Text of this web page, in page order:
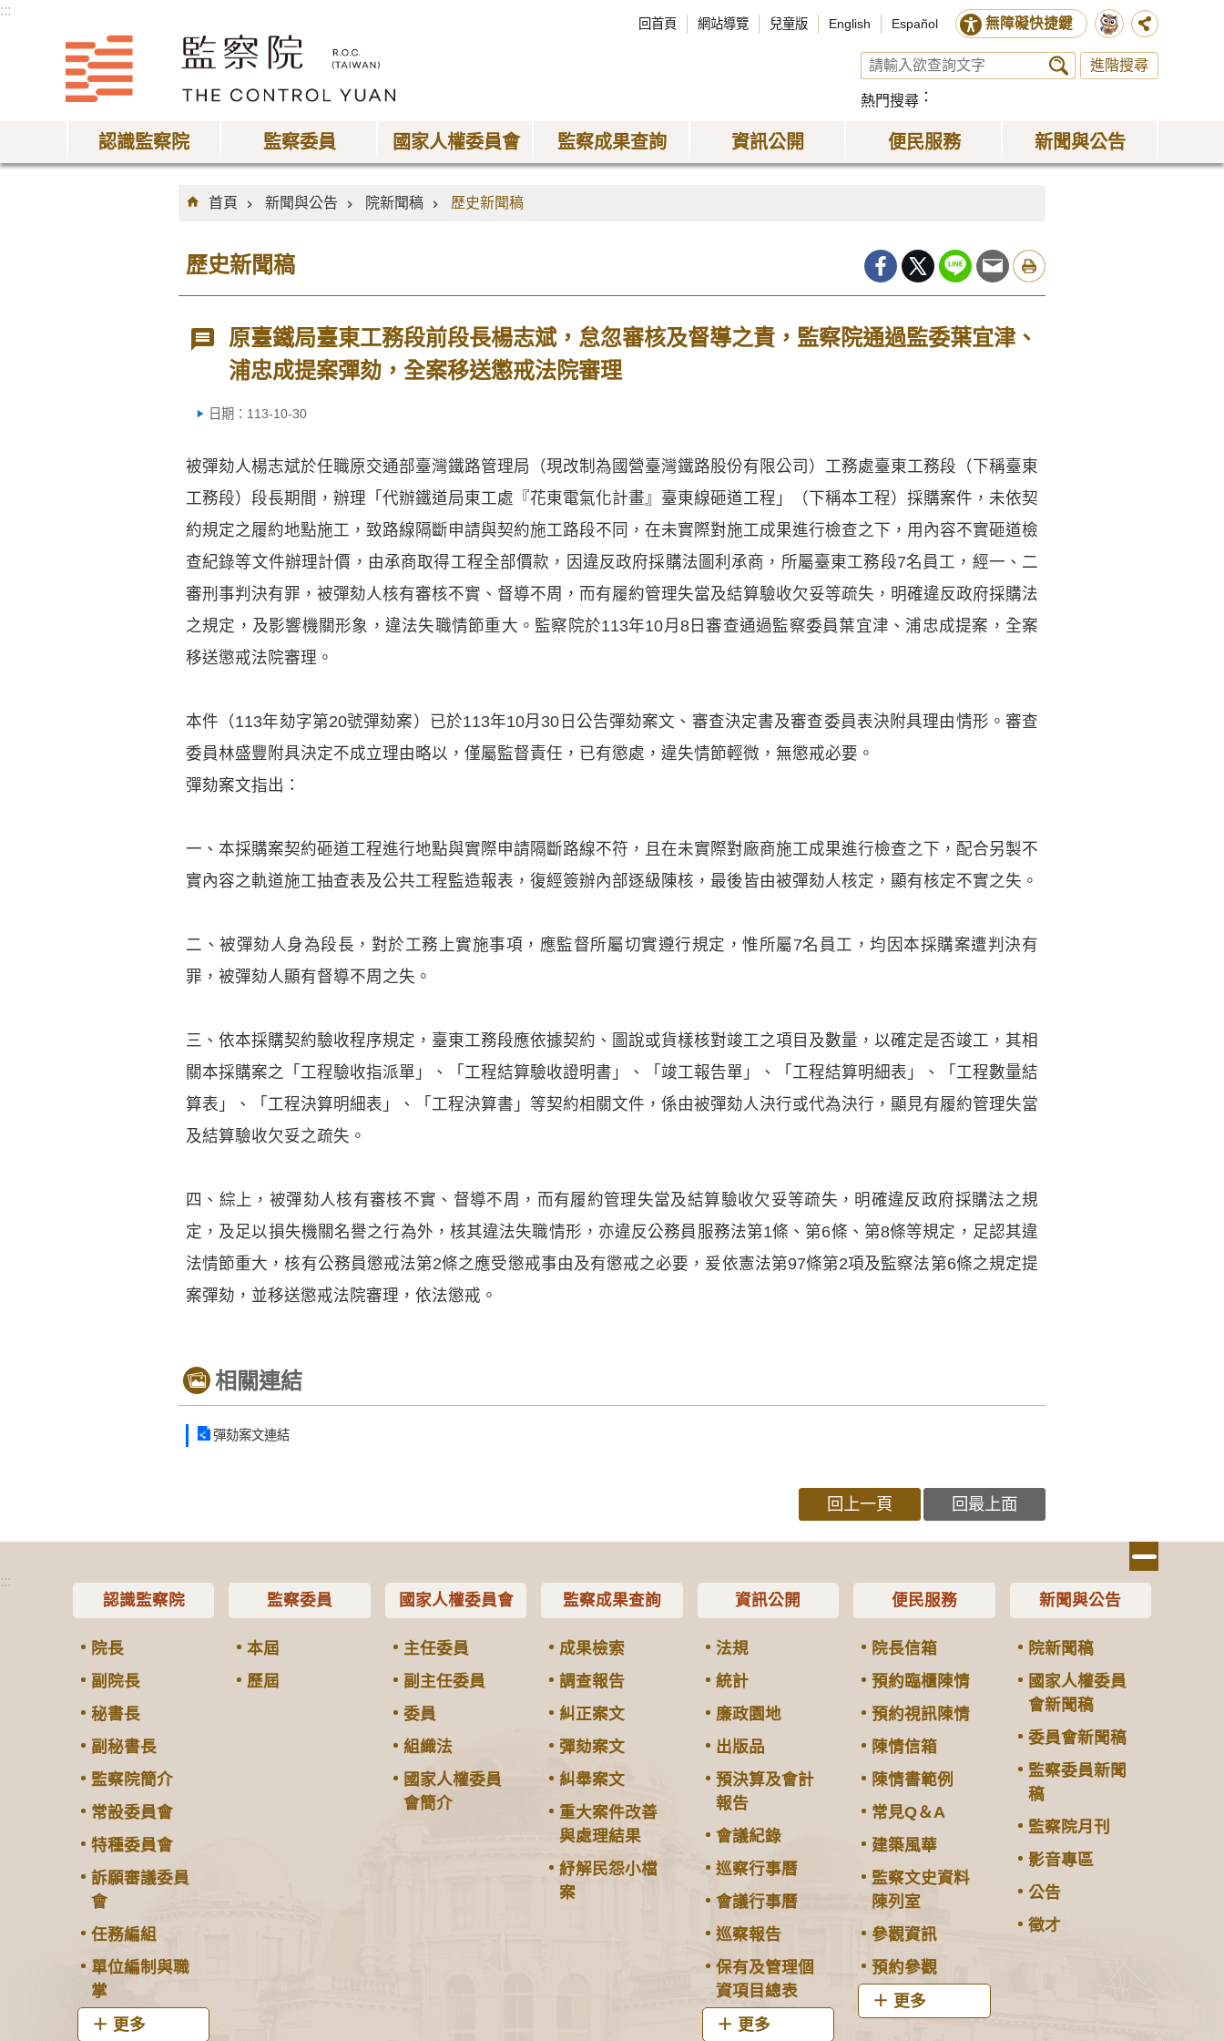
:::
回首頁 網站導覽 兒童版 English Español 無障礙快捷鍵
進階搜尋
熱門搜尋
認識監察院 監察委員 國家人權委員會 監察成果查詢 資訊公開 便民服務 新聞與公告
:::
首頁
新聞與公告 院新聞稿 歷史新聞稿
歷史新聞稿
原臺鐵局臺東工務段前段長楊志斌，怠忽審核及督導之責，監察院通過監委葉宜津、
浦忠成提案彈劾，全案移送懲戒法院審理
日期：113-10-30
被彈劾人楊志斌於任職原交通部臺灣鐵路管理局（現改制為國營臺灣鐵路股份有限公司）工務處臺東工務段（下稱臺東
工務段）段長期間，辦理「代辦鐵道局東工處『花東電氣化計畫』臺東線砸道工程」（下稱本工程）採購案件，未依契
約規定之履約地點施工，致路線隔斷申請與契約施工路段不同，在未實際對施工成果進行檢查之下，用內容不實砸道檢
查紀錄等文件辦理計價，由承商取得工程全部價款，因違反政府採購法圖利承商，所屬臺東工務段7名員工，經一、二
審刑事判決有罪，被彈劾人核有審核不實、督導不周，而有履約管理失當及結算驗收欠妥等疏失，明確違反政府採購法
之規定，及影響機關形象，違法失職情節重大。監察院於113年10月8日審查通過監察委員葉宜津、浦忠成提案，全案
移送懲戒法院審理。
本件（113年劾字第20號彈劾案）已於113年10月30日公告彈劾案文、審查決定書及審查委員表決附具理由情形。審查
委員林盛豐附具決定不成立理由略以，僅屬監督責任，已有懲處，違失情節輕微，無懲戒必要。
彈劾案文指出：
一、本採購案契約砸道工程進行地點與實際申請隔斷路線不符，且在未實際對廠商施工成果進行檢查之下，配合另製不
實內容之軌道施工抽查表及公共工程監造報表，復經簽辦內部逐級陳核，最後皆由被彈劾人核定，顯有核定不實之失。
二、被彈劾人身為段長，對於工務上實施事項，應監督所屬切實遵行規定，惟所屬7名員工，均因本採購案遭判決有
罪，被彈劾人顯有督導不周之失。
三、依本採購契約驗收程序規定，臺東工務段應依據契約、圖說或貨樣核對竣工之項目及數量，以確定是否竣工，其相
關本採購案之「工程驗收指派單」、「工程結算驗收證明書」、「竣工報告單」、「工程結算明細表」、「工程數量結
算表」、「工程決算明細表」、「工程決算書」等契約相關文件，係由被彈劾人決行或代為決行，顯見有履約管理失當
及結算驗收欠妥之疏失。
四、綜上，被彈劾人核有審核不實、督導不周，而有履約管理失當及結算驗收欠妥等疏失，明確違反政府採購法之規
定，及足以損失機關名譽之行為外，核其違法失職情形，亦違反公務員服務法第1條、第6條、第8條等規定，足認其違
法情節重大，核有公務員懲戒法第2條之應受懲戒事由及有懲戒之必要，爰依憲法第97條第2項及監察法第6條之規定提
案彈劾，並移送懲戒法院審理，依法懲戒。
相關連結
彈劾案文連結
回上一頁 回最上面
:::
認識監察院
院長
副院長
秘書長
副秘書長
監察院簡介
常設委員會
特種委員會
訴願審議委員
會
任務編組
單位編制與職
掌
更多
監察委員
本屆
歷屆
國家人權委員會
主任委員
副主任委員
委員
組織法
國家人權委員
會簡介
監察成果查詢
成果檢索
調查報告
糾正案文
彈劾案文
糾舉案文
重大案件改善
與處理結果
紓解民怨小檔
案
資訊公開
法規
統計
廉政園地
出版品
預決算及會計
報告
會議紀錄
巡察行事曆
會議行事曆
巡察報告
保有及管理個
資項目總表
更多
便民服務
院長信箱
預約臨櫃陳情
預約視訊陳情
陳情信箱
陳情書範例
常見Q＆A
建築風華
監察文史資料
陳列室
參觀資訊
預約參觀
更多
新聞與公告
院新聞稿
國家人權委員
會新聞稿
委員會新聞稿
監察委員新聞
稿
監察院月刊
影音專區
公告
徵才